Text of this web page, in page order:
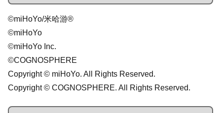
©miHoYo/米哈游®
©miHoYo
©miHoYo Inc.
©COGNOSPHERE
Copyright © miHoYo. All Rights Reserved.
Copyright © COGNOSPHERE. All Rights Reserved.